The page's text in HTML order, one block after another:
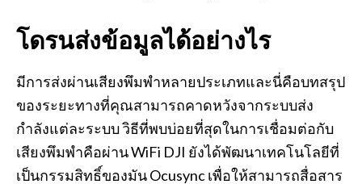
โดรนส่งข้อมูลได้อย่างไร
มีการส่งผ่านเสียงพึมพำหลายประเภทและนี่คือบทสรุป
ของระยะทางที่คุณสามารถคาดหวังจากระบบส่ง
กำลังแต่ละระบบ วิธีที่พบบ่อยที่สุดในการเชื่อมต่อกับ
เสียงพึมพำคือผ่าน WiFi DJI ยังได้พัฒนาเทคโนโลยีที่
เป็นกรรมสิทธิ์ของมัน Ocusync เพื่อให้สามารถสื่อสาร